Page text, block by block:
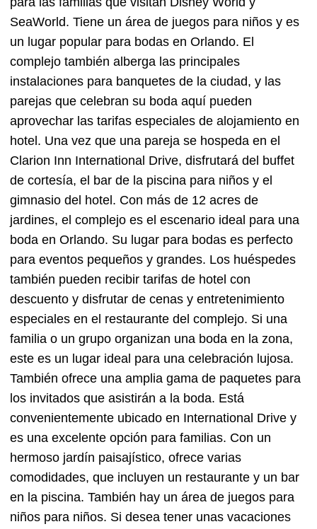
SeaWorld. Tiene un área de juegos para niños y es
un lugar popular para bodas en Orlando. El
complejo también alberga las principales
instalaciones para banquetes de la ciudad, y las
parejas que celebran su boda aquí pueden
aprovechar las tarifas especiales de alojamiento en
hotel. Una vez que una pareja se hospeda en el
Clarion Inn International Drive, disfrutará del buffet
de cortesía, el bar de la piscina para niños y el
gimnasio del hotel. Con más de 12 acres de
jardines, el complejo es el escenario ideal para una
boda en Orlando. Su lugar para bodas es perfecto
para eventos pequeños y grandes. Los huéspedes
también pueden recibir tarifas de hotel con
descuento y disfrutar de cenas y entretenimiento
especiales en el restaurante del complejo. Si una
familia o un grupo organizan una boda en la zona,
este es un lugar ideal para una celebración lujosa.
También ofrece una amplia gama de paquetes para
los invitados que asistirán a la boda. Está
convenientemente ubicado en International Drive y
es una excelente opción para familias. Con un
hermoso jardín paisajístico, ofrece varias
comodidades, que incluyen un restaurante y un bar
en la piscina. También hay un área de juegos para
niños para niños. Si desea tener unas vacaciones